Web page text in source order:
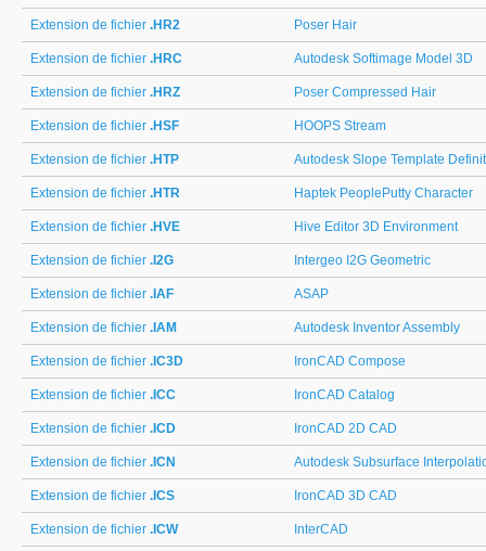
Extension de fichier .HR2 Poser Hair
Extension de fichier .HRC Autodesk Softimage Model 3D
Extension de fichier .HRZ Poser Compressed Hair
Extension de fichier .HSF HOOPS Stream
Extension de fichier .HTP Autodesk Slope Template
Extension de fichier .HTR Haptek PeoplePutty Character
Extension de fichier .HVE Hive Editor 3D Environment
Extension de fichier .I2G Intergeo I2G Geometric
Extension de fichier .IAF ASAP
Extension de fichier .IAM Autodesk Inventor Assembly
Extension de fichier .IC3D IronCAD Compose
Extension de fichier .ICC IronCAD Catalog
Extension de fichier .ICD IronCAD 2D CAD
Extension de fichier .ICN Autodesk Subsurface
Extension de fichier .ICS IronCAD 3D CAD
Extension de fichier .ICW InterCAD